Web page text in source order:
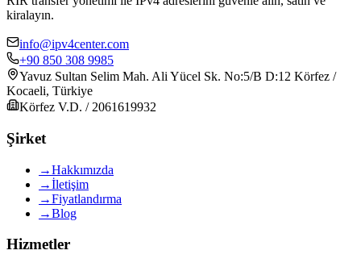
kiralayın.
info@ipv4center.com
+90 850 308 9985
Yavuz Sultan Selim Mah. Ali Yücel Sk. No:5/B D:12 Körfez /
Kocaeli, Türkiye
Körfez V.D. / 2061619932
Şirket
→Hakkımızda
→İletişim
→Fiyatlandırma
→Blog
Hizmetler